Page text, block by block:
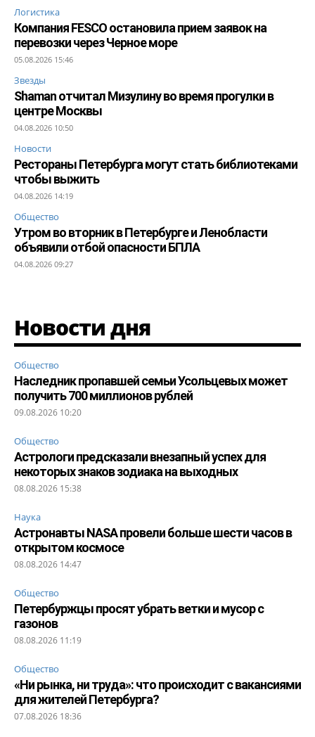
Логистика
Компания FESCO остановила прием заявок на
перевозки через Черное море
05.08.2026 15:46
Звезды
Shaman отчитал Мизулину во время прогулки в
центре Москвы
04.08.2026 10:50
Новости
Рестораны Петербурга могут стать библиотеками
чтобы выжить
04.08.2026 14:19
Общество
Утром во вторник в Петербурге и Ленобласти
объявили отбой опасности БПЛА
04.08.2026 09:27
Новости дня
Общество
Наследник пропавшей семьи Усольцевых может
получить 700 миллионов рублей
09.08.2026 10:20
Общество
Астрологи предсказали внезапный успех для
некоторых знаков зодиака на выходных
08.08.2026 15:38
Наука
Астронавты NASA провели больше шести часов в
открытом космосе
08.08.2026 14:47
Общество
Петербуржцы просят убрать ветки и мусор с
газонов
08.08.2026 11:19
Общество
«Ни рынка, ни труда»: что происходит с вакансиями
для жителей Петербурга?
07.08.2026 18:36